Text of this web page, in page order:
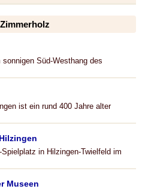
Süd-Westhang des
ist ein rund 400 Jahre alter
in Hilzingen-Twielfeld im
Museen